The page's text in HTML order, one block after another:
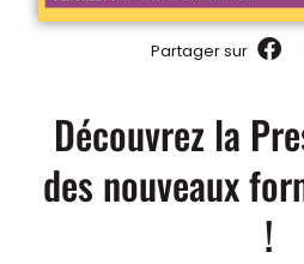
Partager sur
Découvrez la
des nouveaux
!